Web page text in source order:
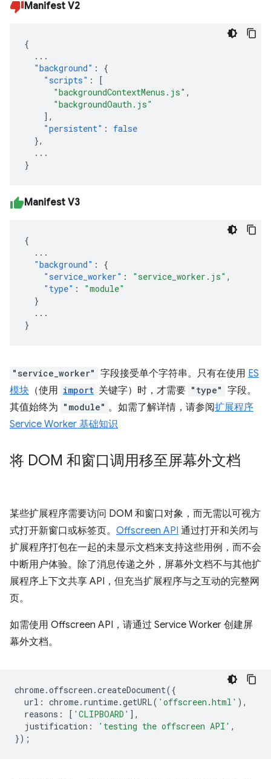
Manifest V2
{
...
"background" :
{
"scripts" :
[
"backgroundContextMenus.js" ,
"backgroundOauth.js"
],
"persistent" :
false
},
...
}
Manifest V3
{
...
"background" :
{
"service_worker" : "service_worker.js" ,
"type" :
"module"
}
...
}
"service_worker" 字段接受单个字符串。只有在使用 ES
模块 （使用 import 关键字）时，才需要 "type" 字段。
其值始终为 "module" 。如需了解详情，请参阅扩展程序
Service Worker 基础知识
将 DOM 和窗口调用移至屏幕外文档
某些扩展程序需要访问 DOM 和窗口对象，而无需以可视方
式打开新窗口或标签页。 Offscreen API 通过打开和关闭与
扩展程序打包在一起的未显示文档来支持这些用例，而不会
中断用户体验。除了消息传递之外，屏幕外文档不与其他扩
展程序上下文共享 API，但充当扩展程序与之互动的完整网
页。
如需使用 Offscreen API，请通过 Service Worker 创建屏
幕外文档。
chrome.offscreen .createDocument({
url : chrome. runtime.getURL( 'offscreen.html' ),
reasons : [ 'CLIPBOARD' ],
justification : 'testing the offscreen API' ,
});